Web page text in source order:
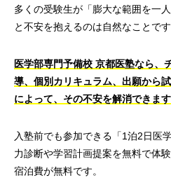
多くの受験生が「膨大な範囲を一
と不安を抱えるのは自然なことです
医学部専門予備校 京都医塾なら、
導、個別カリキュラム、出願から
によって、その不安を解消できます
入塾前でも参加できる「1泊2日医
力診断や学習計画提案を無料で体
宿泊費が無料です。